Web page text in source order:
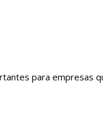
para empresas